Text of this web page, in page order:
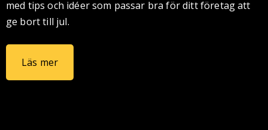
med tips och idéer som passar bra för ditt företag att
ge bort till jul.
Läs mer